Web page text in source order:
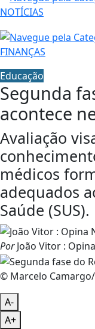
NOTÍCIAS
FINANÇAS
Educação
Segunda
acontece
Avaliação
médicos
adequados
Saúde (SUS).
PorJoão Vitor :
© Marcelo
A-
A+